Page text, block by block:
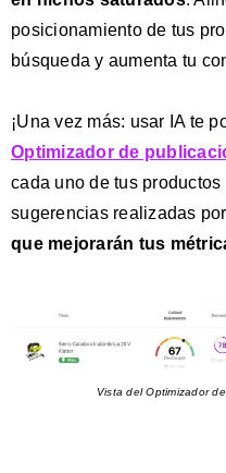
posicionamiento de tus
búsqueda y aumenta tu
¡Una vez más: usar IA te
Optimizador de
cada uno de tus
sugerencias realizadas
que mejorarán tus
Vista del Optimizador